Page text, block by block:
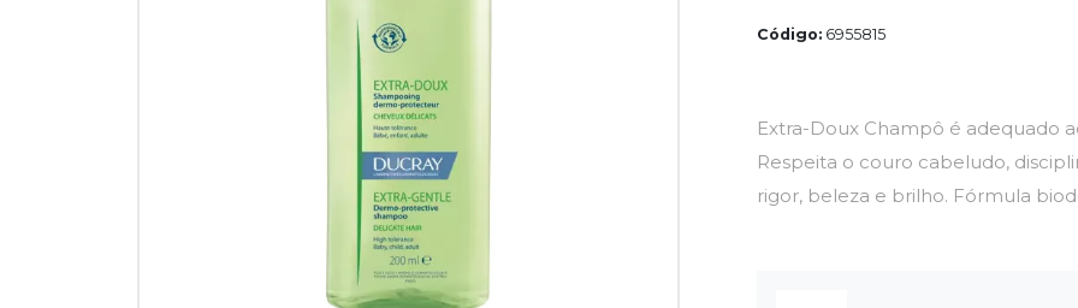
Código: 6955815
Extra-Doux Champô é adequado
Respeita o couro cabeludo,
rigor, beleza e brilho. Fórmula